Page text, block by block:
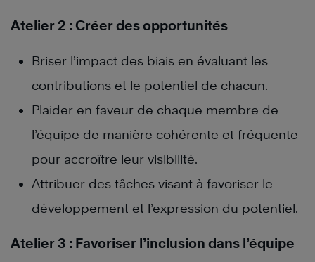
Atelier 2 : Créer des opportunités
Briser l’impact des biais en évaluant les
contributions et le potentiel de chacun.
Plaider en faveur de chaque membre de
l’équipe de manière cohérente et fréquente
pour accroître leur visibilité.
Attribuer des tâches visant à favoriser le
développement et l’expression du potentiel.
Atelier 3 : Favoriser l’inclusion dans l’équipe